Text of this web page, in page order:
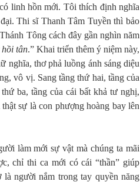
linh hồn mới. Tôi thích định nghĩa
Thi sĩ Thanh Tâm Tuyền thì bảo
Tông cách đây gần nghìn năm
tân.” Khai triển thêm ý niệm này,
nghĩa, thơ phả luồng ánh sáng diệu
vô vị. Sang tầng thứ hai, tầng của
ba, tầng của cái bất khả tư nghị,
sự là con phượng hoàng bay lên
làm mới sự vật mà chúng ta mãi
chỉ thi ca mới có cái “thần” giúp
người nắm trong tay quyền năng